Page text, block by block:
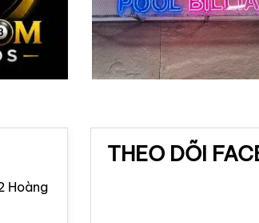
Hoàng
THEO DÕI